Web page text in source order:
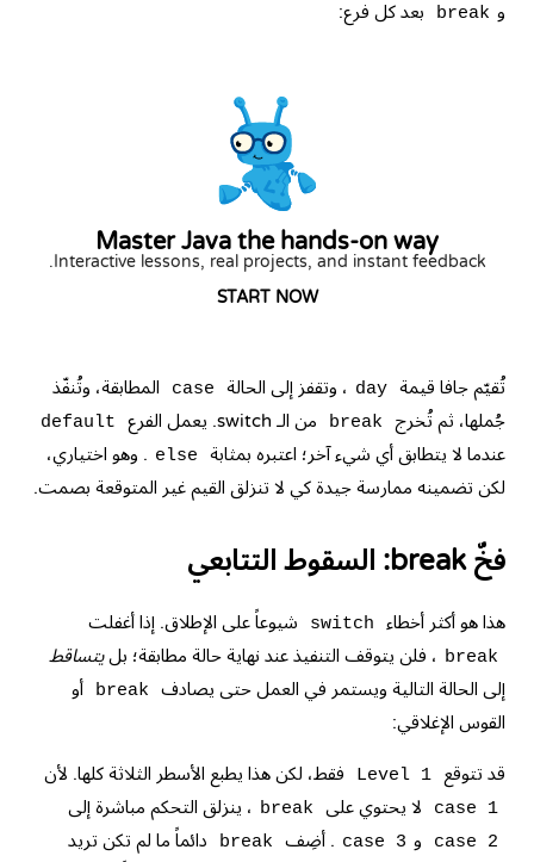
و break بعد كل فرع:
Master Java the hands-on way
Interactive lessons, real projects, and instant feedback.
START NOW
تُقيّم جافا قيمة day ، وتقفز إلى الحالة case
المطابقة، وتُنفّذ
جُملها، ثم تُخرج
break من الـ switch. يعمل الفرع default
عندما لا يتطابق أي شيء آخر؛ اعتبره بمثابة else . وهو اختياري،
لكن تضمينه ممارسة جيدة كي لا تنزلق القيم غير المتوقعة بصمت.
فخّ break: السقوط التتابعي
هذا هو أكثر أخطاء switch شيوعاً على الإطلاق. إذا أغفلت
break ، فلن يتوقف التنفيذ عند نهاية حالة مطابقة؛ بليتساقط
إلى الحالة التالية ويستمر في العمل حتى يصادف
break
أو
القوس الإغلاقي:
قد تتوقع Level 1 فقط، لكن هذا يطبع الأسطر الثلاثة كلها. لأن
case 1 لا يحتوي على break ، ينزلق التحكم مباشرة إلى
case 2 و case 3 . أضِف break
دائماً ما لم تكن تريد